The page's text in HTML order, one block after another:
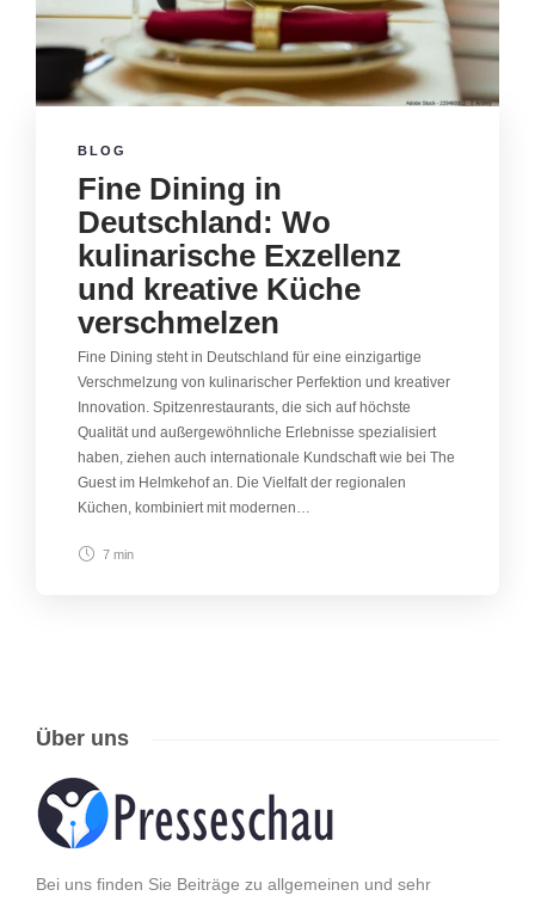
BLOG
Fine Dining in
Deutschland: Wo
kulinarische Exzellenz
und kreative Küche
verschmelzen
Fine Dining steht in Deutschland für eine einzigartige
Verschmelzung von kulinarischer Perfektion und kreativer
Innovation. Spitzenrestaurants, die sich auf höchste
Qualität und außergewöhnliche Erlebnisse spezialisiert
haben, ziehen auch internationale Kundschaft wie bei The
Guest im Helmkehof an. Die Vielfalt der regionalen
Küchen, kombiniert mit modernen…
7 min
Über uns
Bei uns finden Sie Beiträge zu allgemeinen und sehr